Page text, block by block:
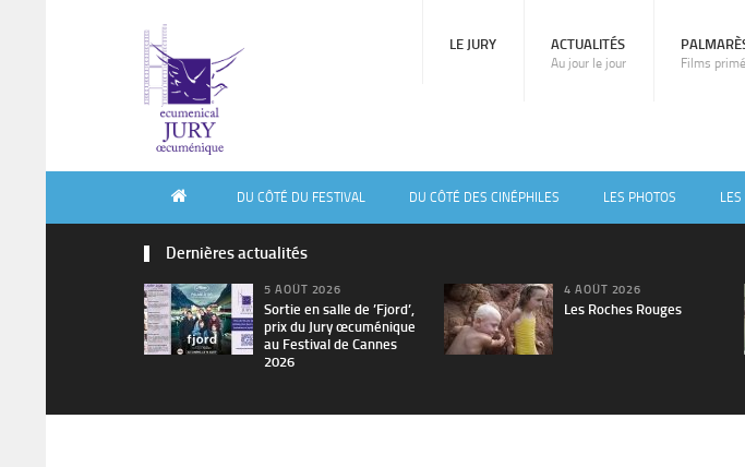
LE JURY ACTUALITÉS
Au jour le jour Films
DU CÔTÉ DU FESTIVAL DU CÔTÉ DES CINÉPHILES LES PHOTOS
Dernières actualités
5 AOÛT 2026
Sortie en salle de ’Fjord’,
prix du Jury œcuménique
au Festival de Cannes
2026
4 AOÛT 2026
Les Roches Rouges